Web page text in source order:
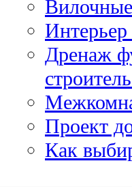
Дренаж
Проект
Как